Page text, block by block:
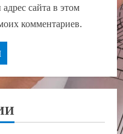
сайта в этом
комментариев.